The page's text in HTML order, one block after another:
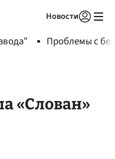
Новости
Проблемы с
«Слован»